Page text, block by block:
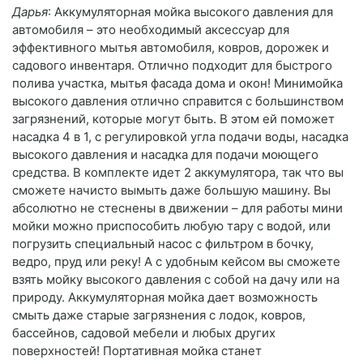
Дарья: Аккумуляторная мойка высокого давления для
автомобиля – это необходимый аксессуар для
эффективного мытья автомобиля, ковров, дорожек и
садового инвентаря. Отлично подходит для быстрого
полива участка, мытья фасада дома и окон! Минимойка
высокого давления отлично справится с большинством
загрязнений, которые могут быть. В этом ей поможет
насадка 4 в 1, с регулировкой угла подачи воды, насадка
высокого давления и насадка для подачи моющего
средства. В комплекте идет 2 аккумулятора, так что вы
сможете начисто вымыть даже большую машину. Вы
абсолютно не стеснены в движении – для работы мини
мойки можно приспособить любую тару с водой, или
погрузить специальный насос с фильтром в бочку,
ведро, пруд или реку! А с удобным кейсом вы сможете
взять мойку высокого давления с собой на дачу или на
природу. Аккумуляторная мойка дает возможность
смыть даже старые загрязнения с лодок, ковров,
бассейнов, садовой мебели и любых других
поверхностей! Портативная мойка станет